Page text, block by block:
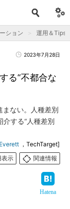
ション 運用＆Tips
2023年7月28日
る“不都合な
ない。人種差別
する“人種差別
，TechTarget]
表示
関連情報
Hatena